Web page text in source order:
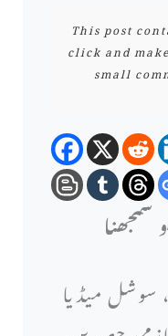
This post
click and
small
میڈیا